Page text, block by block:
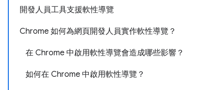
開發人員工具支援軟性導覽
Chrome 如何為網頁開發人員實作軟性導覽？
在 Chrome 中啟用軟性導覽會造成哪些影響？
如何在 Chrome 中啟用軟性導覽？